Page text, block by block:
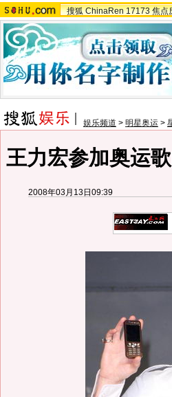
搜狐 ChinaRen 17173 焦点
娱乐频道 > 明星奥运 >
王力宏参加奥运
2008年03月13日09:39